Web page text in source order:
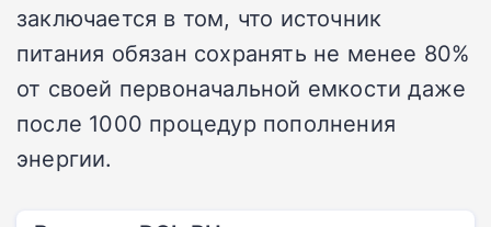
заключается в том, что источник
питания обязан сохранять не менее 80%
от своей первоначальной емкости даже
после 1000 процедур пополнения
энергии.